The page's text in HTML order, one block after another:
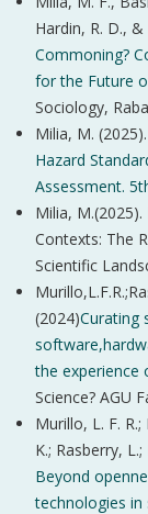
Hardin, R. D.,
Commoning?
for the Future
Sociology,
Milia, M. (2025).
Hazard
Assessment.
Milia,
Contexts: The
Scientific
(2024)Curating
the experience
Science? AGU
Murillo, L. F.
K.; Rasberry,
Beyond
technologies in